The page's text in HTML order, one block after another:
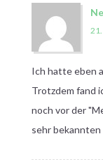
Ich hatte eben
Trotzdem fand
noch vor der
sehr